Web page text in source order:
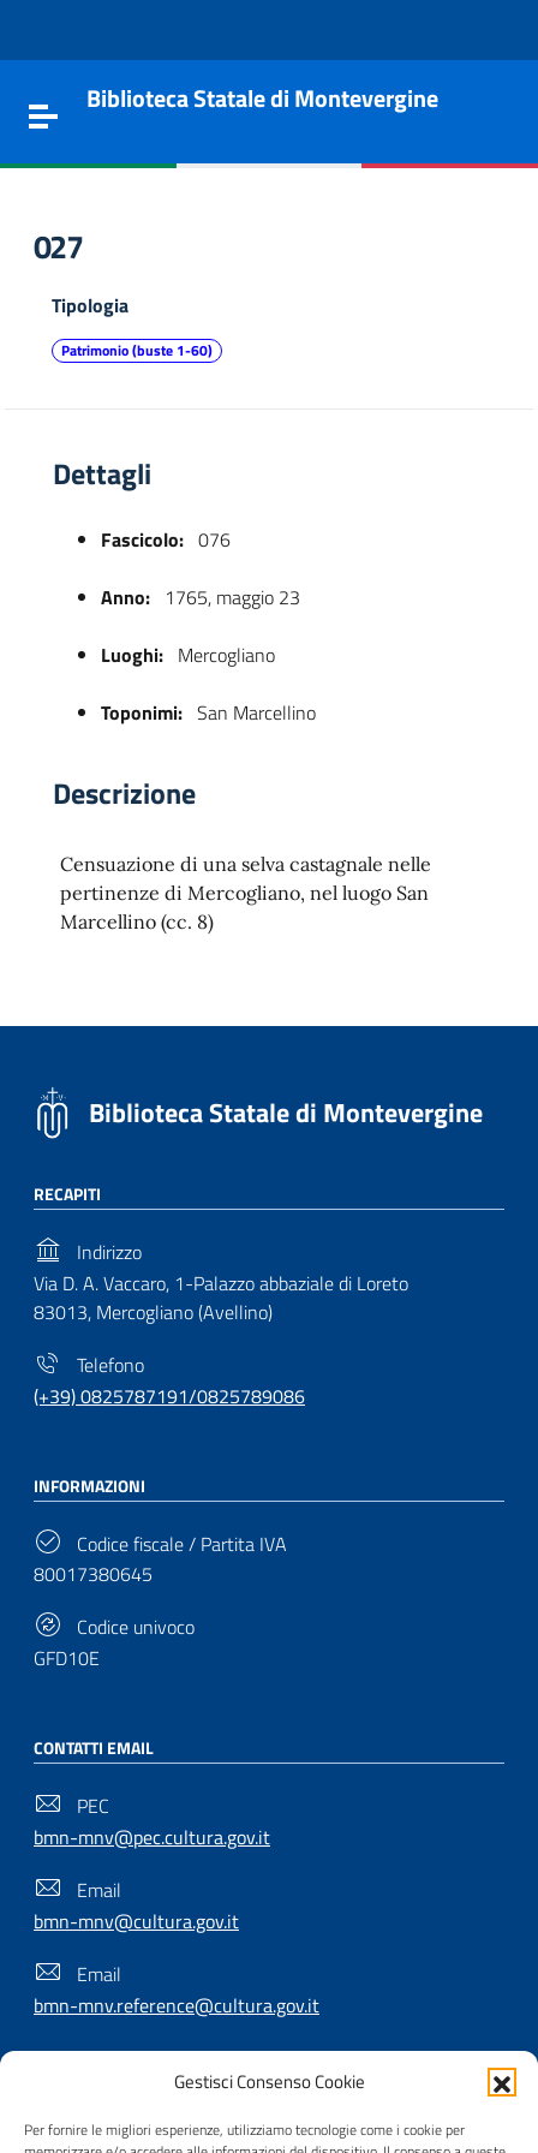
Gestisci Consenso Cookie
Per fornire le migliori esperienze, utilizziamo tecnologie come i cookie per
Toggle navigation
Biblioteca Statale di Montevergine
027
Tipologia
Patrimonio (buste 1-60)
Dettagli
Fascicolo: 076
Anno: 1765, maggio 23
Luoghi: Mercogliano
Toponimi: San Marcellino
Descrizione
Censuazione di una selva castagnale nelle
pertinenze di Mercogliano, nel luogo San
Marcellino (cc. 8)
Biblioteca Statale di Montevergine
RECAPITI
Indirizzo
Via D. A. Vaccaro, 1-Palazzo abbaziale di Loreto
83013, Mercogliano (Avellino)
Telefono
(+39) 0825787191/0825789086
INFORMAZIONI
Codice fiscale / Partita IVA
80017380645
Codice univoco
GFD10E
CONTATTI EMAIL
PEC
bmn-mnv@pec.cultura.gov.it
Email
bmn-mnv@cultura.gov.it
Email
bmn-mnv.reference@cultura.gov.it